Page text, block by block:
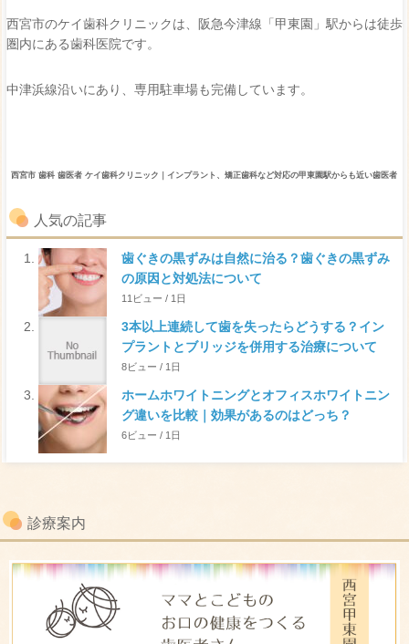
西宮市のケイ歯科クリニックは、阪急今津線「甲東園」駅からは徒歩
圏内にある歯科医院です。
中津浜線沿いにあり、専用駐車場も完備しています。
西宮市 歯科 歯医者 ケイ歯科クリニック｜インプラント、矯正歯科など対応の甲東園駅からも近い歯医者
人気の記事
歯ぐきの黒ずみは自然に治る？歯ぐきの黒ずみ
の原因と対処法について
11ビュー / 1日
3本以上連続して歯を失ったらどうする？イン
プラントとブリッジを併用する治療について
8ビュー / 1日
ホームホワイトニングとオフィスホワイトニン
グ違いを比較｜効果があるのはどっち？
6ビュー / 1日
診療案内